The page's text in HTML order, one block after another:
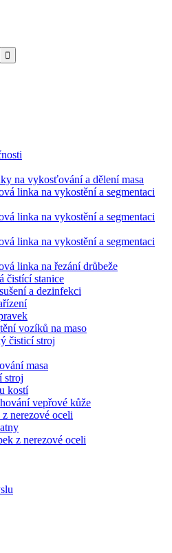
na vykosťování a dělení masa
linka na vykostění a segmentaci
linka na vykostění a segmentaci
linka na vykostění a segmentaci
linka na řezání drůbeže
čistící stanice
a dezinfekci
vozíků na maso
čisticí stroj
masa
stroj
kostí
vepřové kůže
nerezové oceli
z nerezové oceli